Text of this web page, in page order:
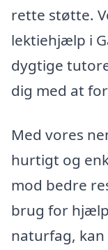
rette støtte.
lektiehjælp i
dygtige
dig med at
Med vores
hurtigt og
mod bedre
brug for
naturfag,